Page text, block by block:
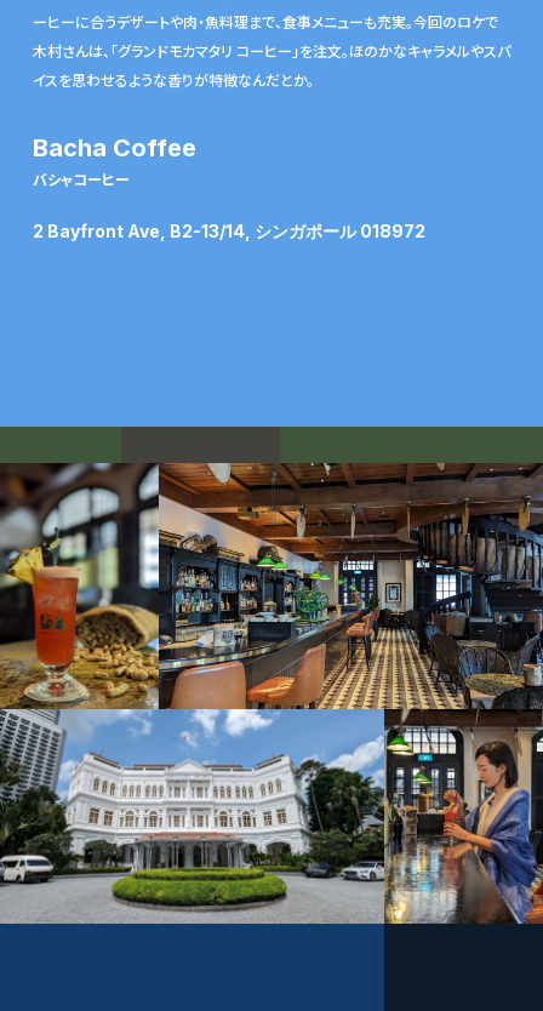
ーヒーに合うデザートや肉・魚料理まで、食事メニューも充実。今回のロケで
木村さんは、「グランドモカマタリ コーヒー」を注文。ほのかなキャラメルやスパ
イスを思わせるような香りが特徴なんだとか。
Bacha Coffee
バシャコーヒー
2 Bayfront Ave, B2-13/14, シンガポール 018972
Raffle sHotel